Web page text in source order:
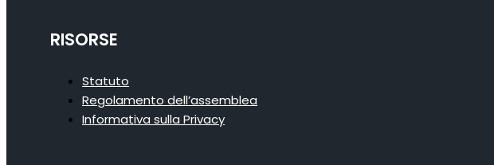
RISORSE
Statuto
Regolamento dell’assemblea
Informativa sulla Privacy